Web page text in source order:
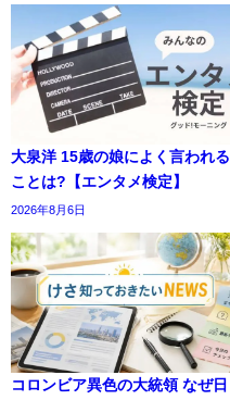
大泉洋 15歳の娘によく言われる
ことは?【エンタメ検定】
2026年8月6日
コロンビア異色の大統領 なぜ日